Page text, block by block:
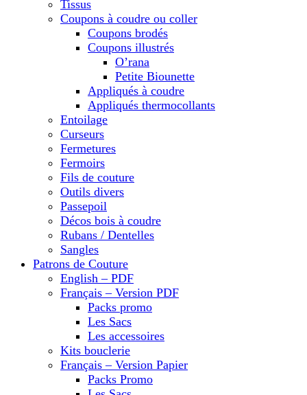
Tissus
Coupons à coudre ou coller
Coupons brodés
Coupons illustrés
O’rana
Petite Biounette
Appliqués à coudre
Appliqués thermocollants
Entoilage
Curseurs
Fermetures
Fermoirs
Fils de couture
Outils divers
Passepoil
Décos bois à coudre
Rubans / Dentelles
Sangles
Patrons de Couture
English – PDF
Français – Version PDF
Packs promo
Les Sacs
Les accessoires
Kits bouclerie
Français – Version Papier
Packs Promo